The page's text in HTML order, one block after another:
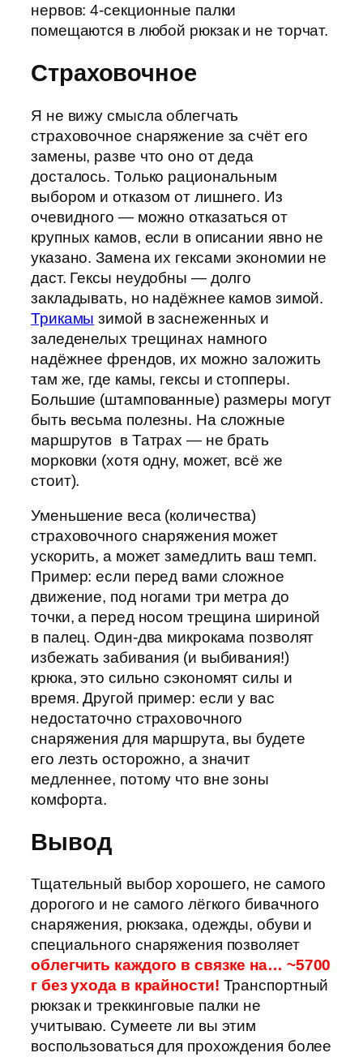
нервов: 4-секционные палки
помещаются в любой рюкзак и не торчат.
Страховочное
Я не вижу смысла облегчать
страховочное снаряжение за счёт его
замены, разве что оно от деда
досталось. Только рациональным
выбором и отказом от лишнего. Из
очевидного — можно отказаться от
крупных камов, если в описании явно не
указано. Замена их гексами экономии не
даст. Гексы неудобны — долго
закладывать, но надёжнее камов зимой.
Трикамы зимой в заснеженных и
заледенелых трещинах намного
надёжнее френдов, их можно заложить
там же, где камы, гексы и стопперы.
Большие (штампованные) размеры могут
быть весьма полезны. На сложные
маршрутов в Татрах — не брать
морковки (хотя одну, может, всё же
стоит).
Уменьшение веса (количества)
страховочного снаряжения может
ускорить, а может замедлить ваш темп.
Пример: если перед вами сложное
движение, под ногами три метра до
точки, а перед носом трещина шириной
в палец. Один-два микрокама позволят
избежать забивания (и выбивания!)
крюка, это сильно сэкономят силы и
время. Другой пример: если у вас
недостаточно страховочного
снаряжения для маршрута, вы будете
его лезть осторожно, а значит
медленнее, потому что вне зоны
комфорта.
Вывод
Тщательный выбор хорошего, не самого
дорогого и не самого лёгкого бивачного
снаряжения, рюкзака, одежды, обуви и
специального снаряжения позволяет
облегчить каждого в связке на… ~5700
г без ухода в крайности! Транспортный
рюкзак и треккинговые палки не
учитываю. Сумеете ли вы этим
воспользоваться для прохождения более